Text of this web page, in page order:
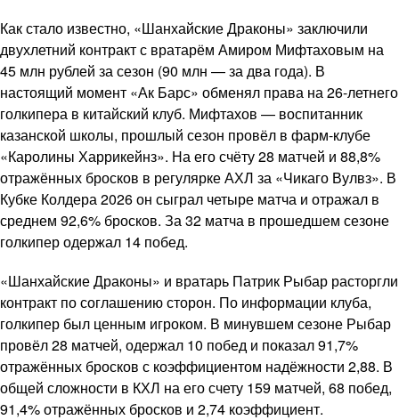
Как стало известно, «Шанхайские Драконы» заключили
двухлетний контракт с вратарём Амиром Мифтаховым на
45 млн рублей за сезон (90 млн — за два года). В
настоящий момент «Ак Барс» обменял права на 26-летнего
голкипера в китайский клуб. Мифтахов — воспитанник
казанской школы, прошлый сезон провёл в фарм-клубе
«Каролины Харрикейнз». На его счёту 28 матчей и 88,8%
отражённых бросков в регулярке АХЛ за «Чикаго Вулвз». В
Кубке Колдера 2026 он сыграл четыре матча и отражал в
среднем 92,6% бросков. За 32 матча в прошедшем сезоне
голкипер одержал 14 побед.
«Шанхайские Драконы» и вратарь Патрик Рыбар расторгли
контракт по соглашению сторон. По информации клуба,
голкипер был ценным игроком. В минувшем сезоне Рыбар
провёл 28 матчей, одержал 10 побед и показал 91,7%
отражённых бросков с коэффициентом надёжности 2,88. В
общей сложности в КХЛ на его счету 159 матчей, 68 побед,
91,4% отражённых бросков и 2,74 коэффициент.